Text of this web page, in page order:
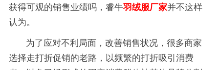
获得可观的销售业绩吗，睿牛羽绒服厂家并不这样
认为。
为了应对不利局面，改善销售状况，很多商家
选择走打折促销的老路，以频繁的打折吸引消费